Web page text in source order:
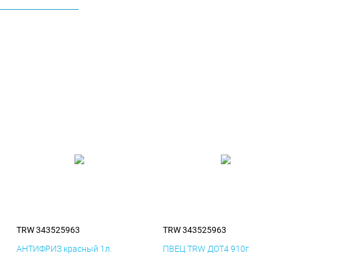
TRW 343525963
АНТИФРИЗ красный 1л.
TRW 343525963
ПВЕЦ TRW ДОТ4 910г